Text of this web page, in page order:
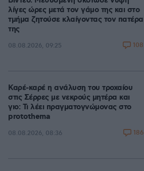
λίγες ώρες μετά τον γάμο της και στο
τμήμα ζητούσε κλαίγοντας τον πατέρα
της
08.08.2026, 09:25 108
Καρέ-καρέ η ανάλυση του τροχαίου
στις Σέρρες με νεκρούς μητέρα και
γιο: Τι λέει πραγματογνώμονας στο
protothema
08.08.2026, 08:36 186